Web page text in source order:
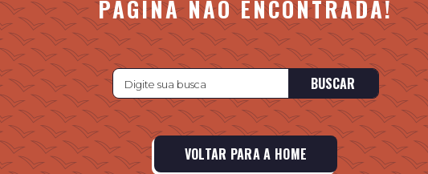
PÁGINA NÃO ENCONTRADA!
BUSCAR
VOLTAR PARA A HOME